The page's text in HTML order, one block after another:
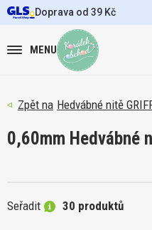
Doprava od 39 Kč
MENU
Hedvábné nitě
0,60mm Hedvábné
Seřadit 30 produktů